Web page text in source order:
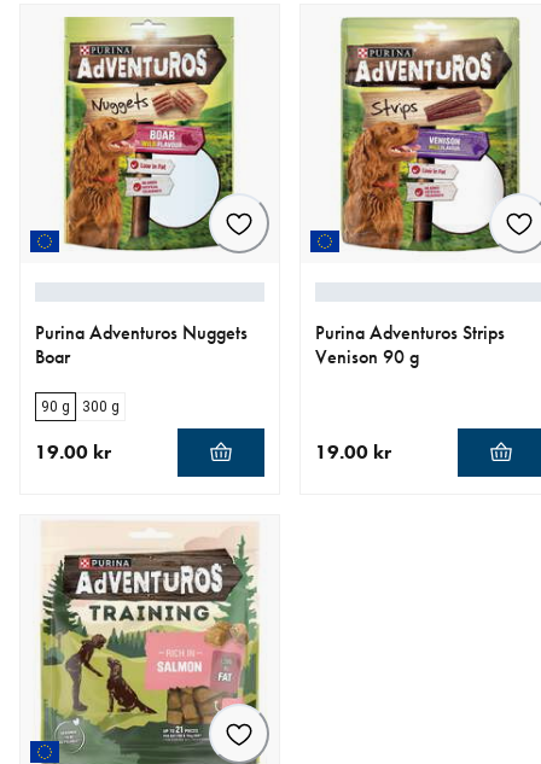
Purina Adventuros Nuggets
Boar
90 g 300 g
19.00 kr
Purina Adventuros Strips
Venison 90 g
19.00 kr